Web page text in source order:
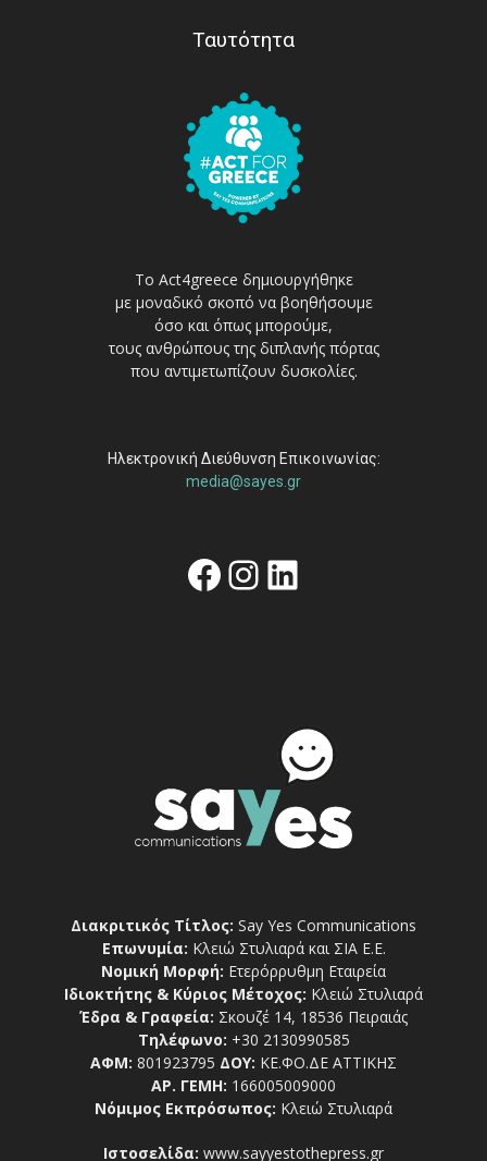
Ταυτότητα
Το Act4greece δημιουργήθηκε
με μοναδικό σκοπό να βοηθήσουμε
όσο και όπως μπορούμε,
τους ανθρώπους της διπλανής πόρτας
που αντιμετωπίζουν δυσκολίες.
Ηλεκτρονική Διεύθυνση Επικοινωνίας:
media@sayes.gr
Facebook
Instagram
Linkedin
Διακριτικός Τίτλος: Say Yes Communications
Επωνυμία: Κλειώ Στυλιαρά και ΣΙΑ Ε.Ε.
Νομική Μορφή: Ετερόρρυθμη Εταιρεία
Ιδιοκτήτης & Κύριος Μέτοχος: Κλειώ Στυλιαρά
Έδρα & Γραφεία: Σκουζέ 14, 18536 Πειραιάς
Τηλέφωνο: +30 2130990585
ΑΦΜ: 801923795 ΔΟΥ: ΚΕ.ΦΟ.ΔΕ ΑΤΤΙΚΗΣ
ΑΡ. ΓΕΜΗ: 166005009000
Νόμιμος Εκπρόσωπος: Κλειώ Στυλιαρά
Ιστοσελίδα: www.sayyestothepress.gr